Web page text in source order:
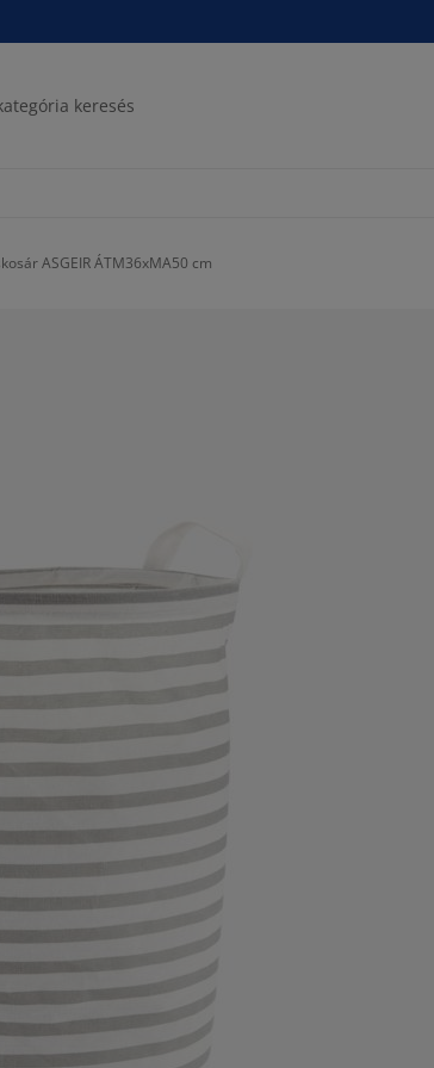
ASGEIR ÁTM36xMA50 cm